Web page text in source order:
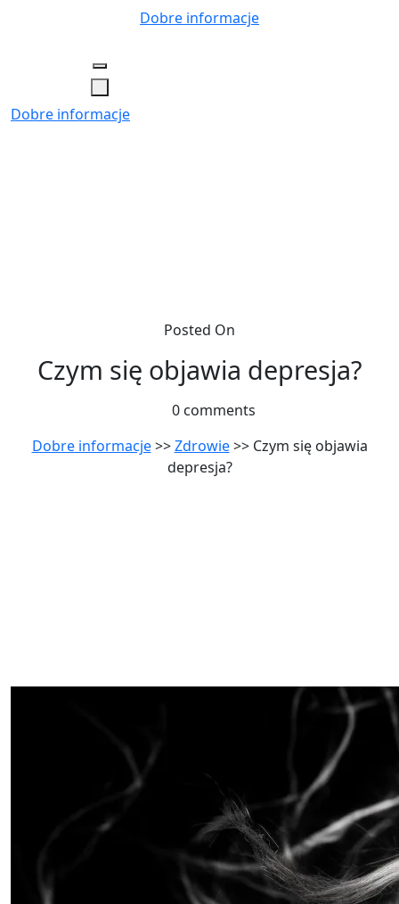
Dobre informacje
Dobre informacje
Posted On
Czym się objawia depresja?
0 comments
Dobre informacje>>Zdrowie>> Czym się objawia
depresja?